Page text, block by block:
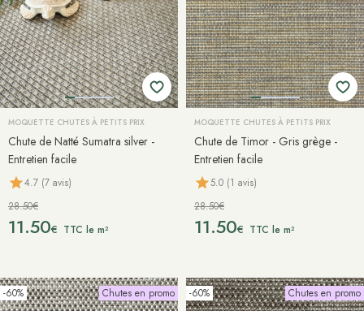
MOQUETTE CHUTES À PETITS PRIX
Chute de Natté Sumatra silver -
Entretien facile
4.7 (7 avis)
28.50€
11.50€ TTC le m²
MOQUETTE CHUTES À PETITS PRIX
Chute de Timor - Gris grège -
Entretien facile
5.0 (1 avis)
28.50€
11.50€ TTC le m²
-60% Chutes en promo -60% Chutes en promo